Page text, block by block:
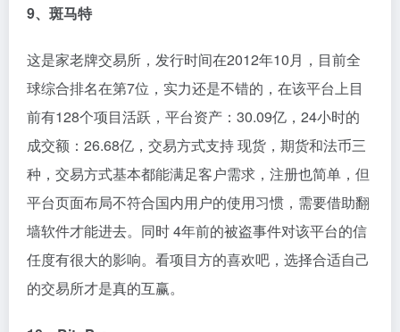
9、斑马特
这是家老牌交易所，发行时间在2012年10月，目前全
球综合排名在第7位，实力还是不错的，在该平台上目
前有128个项目活跃，平台资产：30.09亿，24小时的
成交额：26.68亿，交易方式支持 现货，期货和法币三
种，交易方式基本都能满足客户需求，注册也简单，但
平台页面布局不符合国内用户的使用习惯，需要借助翻
墙软件才能进去。同时 4年前的被盗事件对该平台的信
任度有很大的影响。看项目方的喜欢吧，选择合适自己
的交易所才是真的互赢。